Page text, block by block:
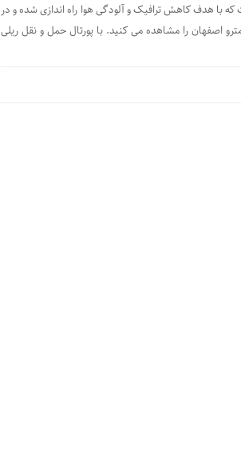
با هدف کاهش ترافیک و آلودگی هوا راه اندازی شده و در
را مشاهده می کنید. با پورتال حمل و نقل ریلی